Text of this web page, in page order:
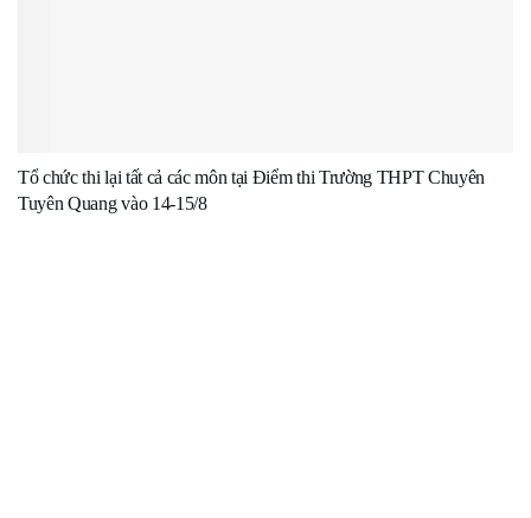
Tổ chức thi lại tất cả các môn tại Điểm thi Trường THPT Chuyên
Tuyên Quang vào 14-15/8